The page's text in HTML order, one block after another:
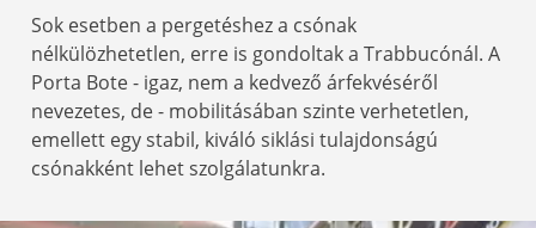
Sok esetben a pergetéshez a csónak
nélkülözhetetlen, erre is gondoltak a Trabbucónál. A
Porta Bote - igaz, nem a kedvező árfekvéséről
nevezetes, de - mobilitásában szinte verhetetlen,
emellett egy stabil, kiváló siklási tulajdonságú
csónakként lehet szolgálatunkra.